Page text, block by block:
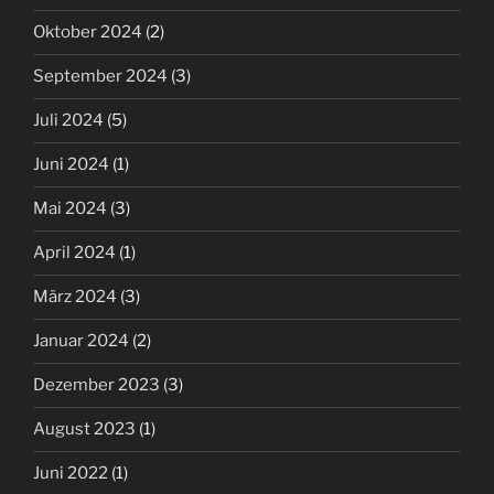
Oktober 2024 (2)
September 2024 (3)
Juli 2024 (5)
Juni 2024 (1)
Mai 2024 (3)
April 2024 (1)
März 2024 (3)
Januar 2024 (2)
Dezember 2023 (3)
August 2023 (1)
Juni 2022 (1)